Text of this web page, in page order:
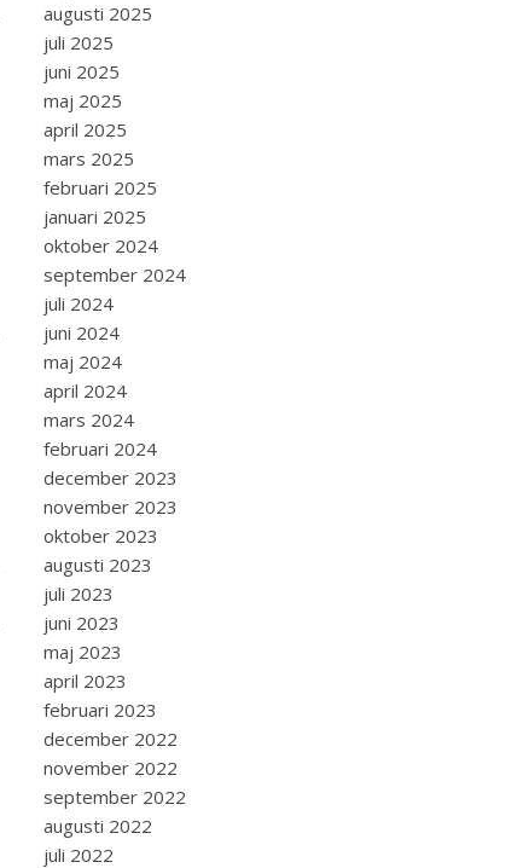
augusti 2025
juli 2025
juni 2025
maj 2025
april 2025
mars 2025
februari 2025
januari 2025
oktober 2024
september 2024
juli 2024
juni 2024
maj 2024
april 2024
mars 2024
februari 2024
december 2023
november 2023
oktober 2023
augusti 2023
juli 2023
juni 2023
maj 2023
april 2023
februari 2023
december 2022
november 2022
september 2022
augusti 2022
juli 2022